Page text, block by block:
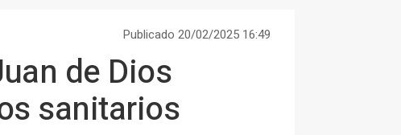
Publicado 20/02/2025 16:49
de Dios
sanitarios